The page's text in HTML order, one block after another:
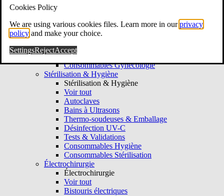
Colposcopie & Vidéo
Colposcopie & Vidéo
Voir tout
Consommables Gynécologie
Stérilisation & Hygiène
Stérilisation & Hygiène
Voir tout
Autoclaves
Bains à Ultrasons
Thermo-soudeuses & Emballage
Désinfection UV-C
Tests & Validations
Consommables Hygiène
Consommables Stérilisation
Électrochirurgie
Électrochirurgie
Voir tout
Bistouris électriques
Cookies Policy
We are using various cookies files. Learn more in ourprivacy
policy and make your choice.
SettingsRejectAccept